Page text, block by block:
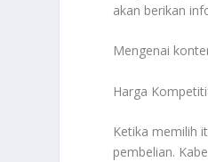
akan berikan
Mengenai
Harga
Ketika memilih
pembelian.